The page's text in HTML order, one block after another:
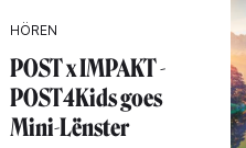
HÖREN
POST x IMPAKT -
POST4Kids goes
Mini-Lënster